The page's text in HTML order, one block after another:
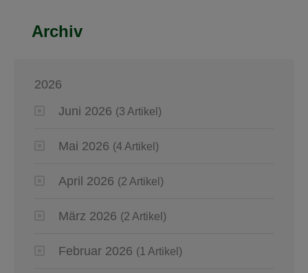
Archiv
2026
Juni 2026 (3 Artikel)
Mai 2026 (4 Artikel)
April 2026 (2 Artikel)
März 2026 (2 Artikel)
Februar 2026 (1 Artikel)